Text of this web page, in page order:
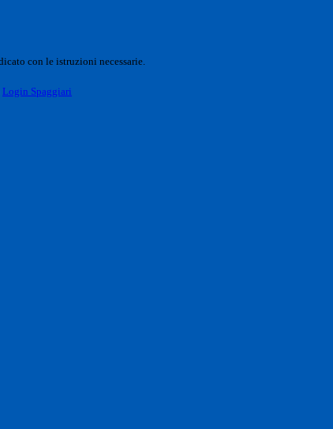
con le istruzioni necessarie.
Login Spaggiari